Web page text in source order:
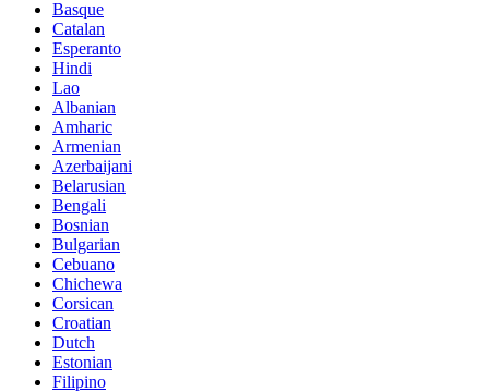
Basque
Catalan
Esperanto
Hindi
Lao
Albanian
Amharic
Armenian
Azerbaijani
Belarusian
Bengali
Bosnian
Bulgarian
Cebuano
Chichewa
Corsican
Croatian
Dutch
Estonian
Filipino